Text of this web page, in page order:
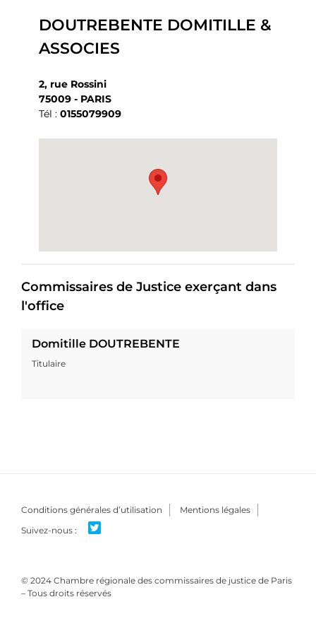
DOUTREBENTE DOMITILLE &
ASSOCIES
2, rue Rossini
75009 - PARIS
Tél : 0155079909
Commissaires de Justice exerçant dans
l'office
Domitille DOUTREBENTE
Titulaire
Conditions générales d’utilisation Mentions légales
© 2024 Chambre régionale des commissaires de justice de Paris
– Tous droits réservés